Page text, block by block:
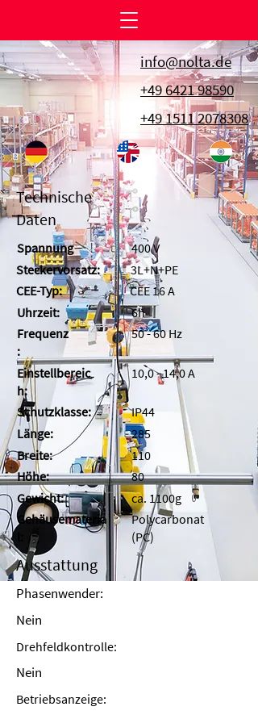
info@nolta.de
+49 6421 98590
+49 1511 2078308
Technische
Daten
Spannung
Steckervorsatz:
CEE-Typ:
Uhrzeit:
Frequenz
:
Einstellbereic
h:
Schutzklasse:
Länge:
Breite:
Höhe:
Gewicht:
Gehäusemateria
400 V
3L+N+PE
CEE 16 A
6h
50 - 60 Hz
10,0 - 14,0 A
IP44
285
110
80
ca. 1100g
Polycarbonat
(PC)
Ausstattung
Phasenwender:
Nein
Drehfeldkontrolle:
Nein
Betriebsanzeige: